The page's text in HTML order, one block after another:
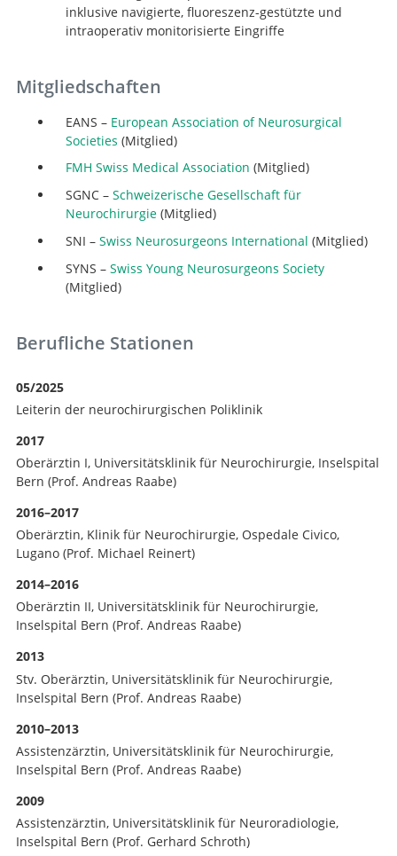
inklusive navigierte, fluoreszenz-gestützte und
intraoperativ monitorisierte Eingriffe
Mitgliedschaften
EANS – European Association of Neurosurgical
Societies (Mitglied)
FMH Swiss Medical Association (Mitglied)
SGNC – Schweizerische Gesellschaft für
Neurochirurgie(Mitglied)
SNI – Swiss Neurosurgeons International (Mitglied)
SYNS – Swiss Young Neurosurgeons Society
(Mitglied)
Berufliche Stationen
05/2025
Leiterin der neurochirurgischen Poliklinik
2017
Oberärztin I, Universitätsklinik für Neurochirurgie, Inselspital
Bern (Prof. Andreas Raabe)
2016–2017
Oberärztin, Klinik für Neurochirurgie, Ospedale Civico,
Lugano (Prof. Michael Reinert)
2014–2016
Oberärztin II, Universitätsklinik für Neurochirurgie,
Inselspital Bern (Prof. Andreas Raabe)
2013
Stv. Oberärztin, Universitätsklinik für Neurochirurgie,
Inselspital Bern (Prof. Andreas Raabe)
2010–2013
Assistenzärztin, Universitätsklinik für Neurochirurgie,
Inselspital Bern (Prof. Andreas Raabe)
2009
Assistenzärztin, Universitätsklinik für Neuroradiologie,
Inselspital Bern (Prof. Gerhard Schroth)